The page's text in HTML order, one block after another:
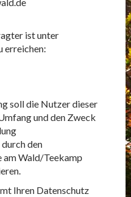
ist unter
erreichen:
soll die Nutzer dieser
und den Zweck
den
Wald/Teekamp
Ihren Datenschutz